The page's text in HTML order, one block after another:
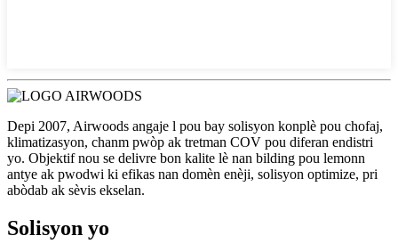
Depi 2007, Airwoods angaje l pou bay solisyon konplè pou chofaj,
klimatizasyon, chanm pwòp ak tretman COV pou diferan endistri
yo. Objektif nou se delivre bon kalite lè nan bilding pou lemonn
antye ak pwodwi ki efikas nan domèn enèji, solisyon optimize, pri
abòdab ak sèvis ekselan.
Solisyon yo